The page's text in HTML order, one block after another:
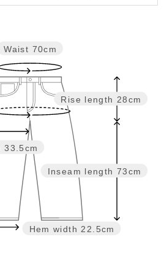
Inseam length 73cm
Rise length 28cm
Hem width 22.5cm
33.5cm
Waist 70cm